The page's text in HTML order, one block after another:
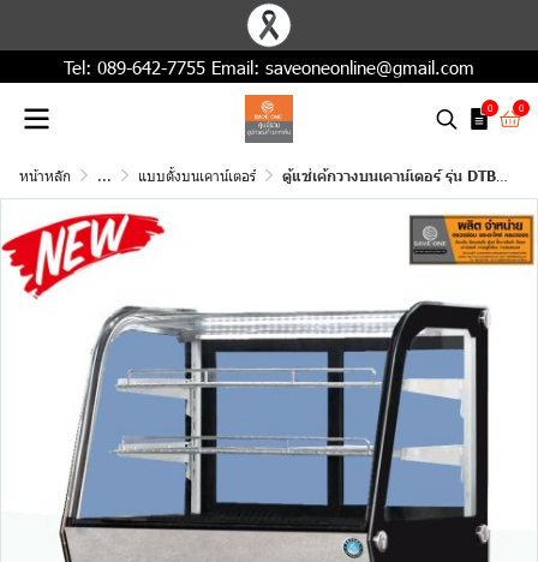
Tel: 089-642-7755 Email: saveoneonline@gmail.com
0 0
หน้าหลัก ... แบบตั้งบนเคาน์เตอร์ ตู้แช่เค้กวางบนเคาน์เตอร์ รุ่น DTB-120